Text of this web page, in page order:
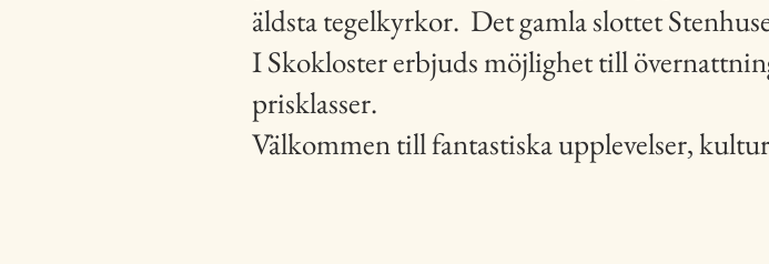
äldsta tegelkyrkor. Det gamla slottet
I Skokloster erbjuds möjlighet till
prisklasser.
Välkommen till fantastiska upplevelser,